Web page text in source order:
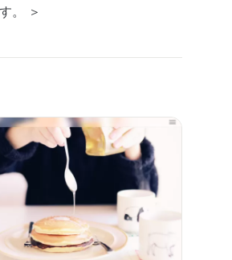
。 ＞